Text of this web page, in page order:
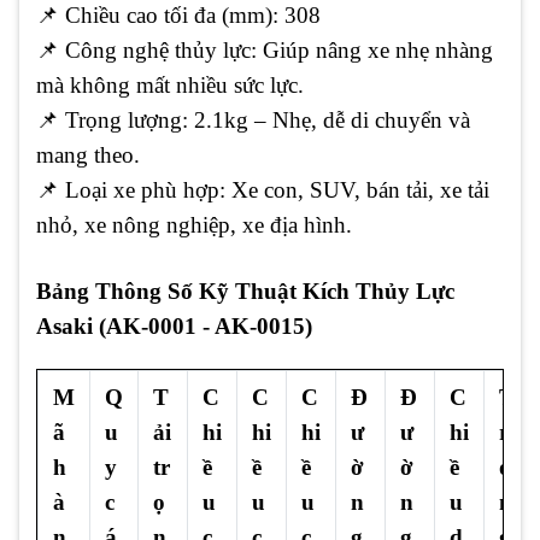
📌 Chiều cao tối đa (mm): 308
📌 Công nghệ thủy lực: Giúp nâng xe nhẹ nhàng
mà không mất nhiều sức lực.
📌 Trọng lượng: 2.1kg – Nhẹ, dễ di chuyển và
mang theo.
📌 Loại xe phù hợp: Xe con, SUV, bán tải, xe tải
nhỏ, xe nông nghiệp, xe địa hình.
Bảng Thông Số Kỹ Thuật Kích Thủy Lực
Asaki (AK-0001 - AK-0015)
M
ã
h
à
Q
u
y
c
T
ải
tr
ọ
C
hi
ề
u
C
hi
ề
u
C
hi
ề
u
Đ
ư
ờ
n
Đ
ư
ờ
n
C
hi
ề
u
T
r
ọ
n